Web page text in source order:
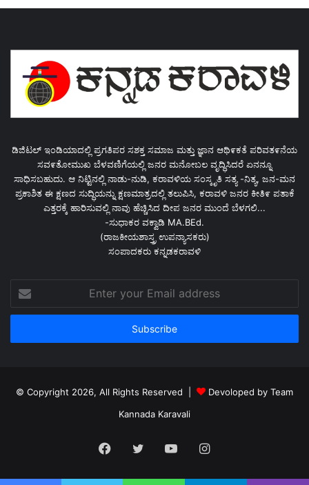
ಡಿಜಿಟಲ್ ಇಂಡಿಯಾದಲ್ಲಿ ಪ್ರಗತಿಪರ ಸಶಕ್ತ ಸಮಾಜ ಮತ್ತು ಜ್ಞಾನ ಆಥಿ೯ಕತೆ ಪರಿವತ೯ನೆಯ
ಸವ೯ತೋಮುಖ ಬೆಳವಣಿಗೆಯಲ್ಲಿ ಜನರ ಮನೋಬಲ ವೃದ್ಧಿಸಿದರೆ ಏನನ್ನೂ
ಸಾಧಿಸಬಹುದು. ಆ ನಿಟ್ಟಿನಲ್ಲಿ ನಾಡು-ನುಡಿ, ಕರಾವಳಿಯ ಸಂಸ್ಕೃತಿ ಸತ್ಯ -ನಿತ್ಯ, ಜನ-ಮನ
ಪ್ರಕಾಶಿತ ಈ ಕ್ಷಣದ ಸುದ್ಧಿಯನ್ನು ಕ್ಷಣಮಾತ್ರದಲ್ಲಿ ತಲುಪಿಸಿ, ಕರಾವಳಿ ಜನರ ಕೀತಿ೯ ಪತಾಕೆ
ಎತ್ತರಕ್ಕೆ ಹಾರಿಸುವಲ್ಲಿ ನಾವು ಹೆಚ್ಚಿಸಿದ ದೀಪ ಜನರ ಮುಂದೆ ಬೆಳಗಲಿ...
-ಸುಧಾಕರ ವಕ್ವಾಡಿ MA.BEd.
(ರಾಜಕೀಯಶಾಸ್ತ್ರ ಉಪನ್ಯಾಸಕರು)
ಸಂಪಾದಕರು ಕನ್ನಡಕರಾವಳಿ
your
Email
© Copyright 2026, All Rights Reserved |
Devoloped by Team
Kannada Karavali
Facebook
TwitterYouTubeInstagram